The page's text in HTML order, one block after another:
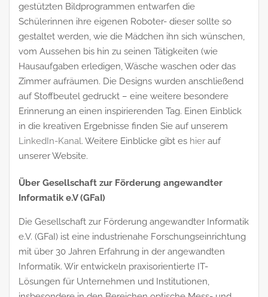
gestützten Bildprogrammen entwarfen die
Schülerinnen ihre eigenen Roboter- dieser sollte so
gestaltet werden, wie die Mädchen ihn sich wünschen,
vom Aussehen bis hin zu seinen Tätigkeiten (wie
Hausaufgaben erledigen, Wäsche waschen oder das
Zimmer aufräumen. Die Designs wurden anschließend
auf Stoffbeutel gedruckt – eine weitere besondere
Erinnerung an einen inspirierenden Tag. Einen Einblick
in die kreativen Ergebnisse finden Sie auf unserem
LinkedIn-Kanal. Weitere Einblicke gibt es hier auf
unserer Website.
Über Gesellschaft zur Förderung angewandter
Informatik e.V (GFaI)
Die Gesellschaft zur Förderung angewandter Informatik
e.V. (GFaI) ist eine industrienahe Forschungseinrichtung
mit über 30 Jahren Erfahrung in der angewandten
Informatik. Wir entwickeln praxisorientierte IT-
Lösungen für Unternehmen und Institutionen,